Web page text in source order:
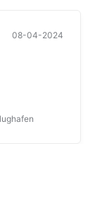
08-04-2024